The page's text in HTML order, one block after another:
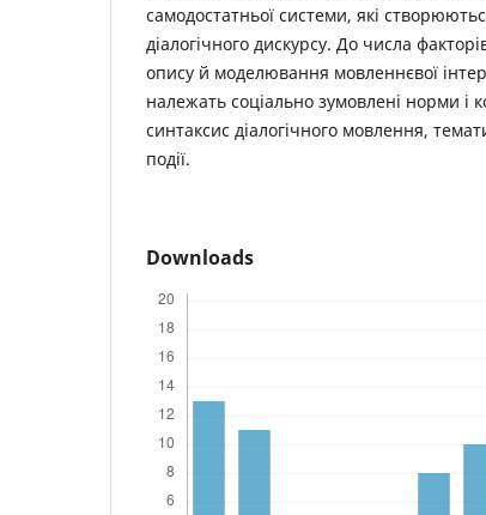
самодостатньої системи, які
діалогічного дискурсу. До числа
опису й моделювання мовленнєвої
належать соціально зумовлені норми і
синтаксис діалогічного мовлення,
події.
Downloads